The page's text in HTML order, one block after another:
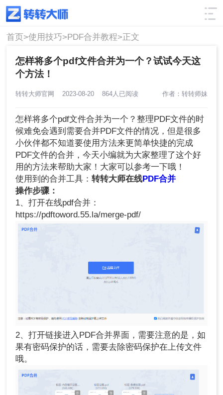
使用技巧 筛选
首页>使用技巧>PDF合并教程>正文
怎样将多个pdf文件合并为一个？试试今天这
个方法！
转转大师官网 2023-08-20 864人已阅读 作者：转转师妹
怎样将多个pdf文件合并为一个？整理PDF文件的时
候难免会遇到需要合并PDF文件的情况，但是很多
小伙伴都不知道要使用方法来更简单快捷的完成
PDF文件的合并，今天小编就为大家整理了这个好
用的方法来帮助大家！大家可以参考一下哦！
使用到的合并工具：转转大师在线PDF合并
操作步骤：
1、打开在线pdf合并：
https://pdftoword.55.la/merge-pdf/
2、打开链接进入PDF合并界面，需要注意的是，如
果有密码保护的话，需要去除密码保护在上传文件
哦。